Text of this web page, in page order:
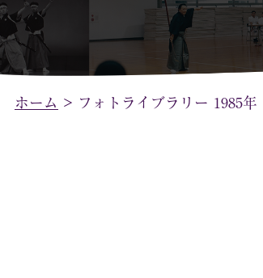
ホーム > フォトライブラリー 1985年